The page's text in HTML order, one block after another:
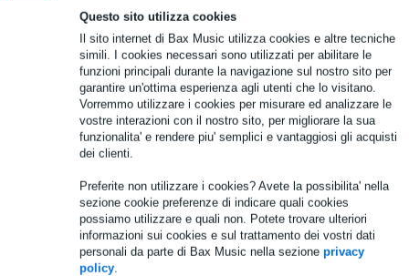
Questo sito utilizza cookies
Il sito internet di Bax Music utilizza cookies e altre tecniche
simili. I cookies necessari sono utilizzati per abilitare le
funzioni principali durante la navigazione sul nostro sito per
garantire un'ottima esperienza agli utenti che lo visitano.
Vorremmo utilizzare i cookies per misurare ed analizzare le
vostre interazioni con il nostro sito, per migliorare la sua
funzionalita' e rendere piu' semplici e vantaggiosi gli acquisti
dei clienti.
Preferite non utilizzare i cookies? Avete la possibilita' nella
sezione cookie preferenze di indicare quali cookies
possiamo utilizzare e quali non. Potete trovare ulteriori
informazioni sui cookies e sul trattamento dei vostri dati
personali da parte di Bax Music nella sezione privacy
policy.
mixer digitale
Elaborazione FPGA a 96 kHz
Specifiche complete
Vedi anche (2)